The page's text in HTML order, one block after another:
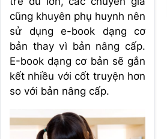
cũng khuyên phụ huynh nên
sử dụng e-book dạng cơ
bản thay vì bản nâng cấp.
E-book dạng cơ bản sẽ gắn
kết nhiều với cốt truyện hơn
so với bản nâng cấp.